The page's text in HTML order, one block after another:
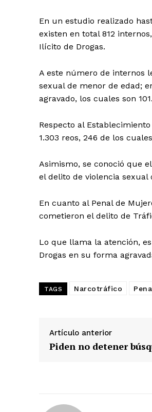
En un estudio realizado
existen en total 812
Ilícito de Drogas.
A este número de internos
sexual de menor de edad;
agravado, los cuales son 101.
Respecto al
1.303 reos, 246 de los
Asimismo, se conoció que
el delito de violencia sexual
En cuanto al Penal de
cometieron el delito de
Lo que llama la atención,
Drogas en su forma
TAGS Narcotráfico
Artículo anterior
Piden no detener